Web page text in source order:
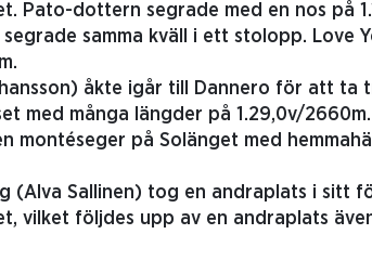
Pato-dottern segrade med en nos på
samma kväll i ett stolopp. Love
åkte igår till Dannero för att ta
med många längder på 1.29,0v/2660m.
montéseger på Solänget med
(Alva Sallinen) tog en andraplats i sitt
vilket följdes upp av en andraplats